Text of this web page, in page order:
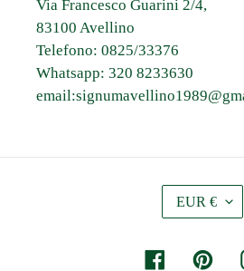
Via Francesco Guarini 2/4,
83100 Avellino
Telefono: 0825/33376
Whatsapp: 320 8233630
T
EUR €
Facebook